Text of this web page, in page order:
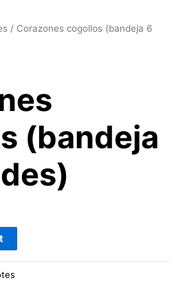
/ Corazones cogollos (bandeja 6
(bandeja